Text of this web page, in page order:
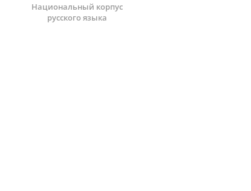
Национальный корпус
русского языка